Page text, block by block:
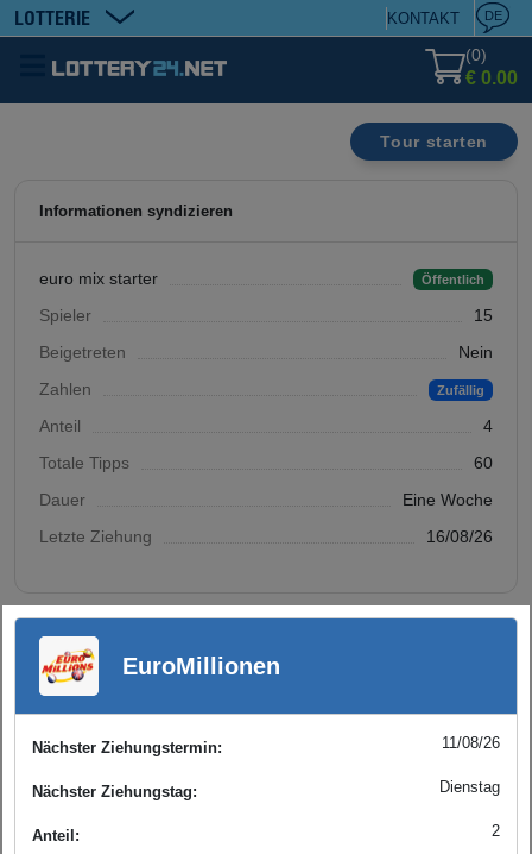
LOTTERIE KONTAKT DE
(0)
€ 0.00
Tour starten
EuroMillionen
Nächster Ziehungstermin: 11/08/26
Nächster Ziehungstag: Dienstag
Anteil: 2
Informationen syndizieren
euro mix starter Öffentlich
Spieler
15
Beigetreten
Nein
Zahlen
Zufällig
Anteil
4
Totale Tipps
60
Dauer
Eine Woche
Letzte Ziehung
16/08/26